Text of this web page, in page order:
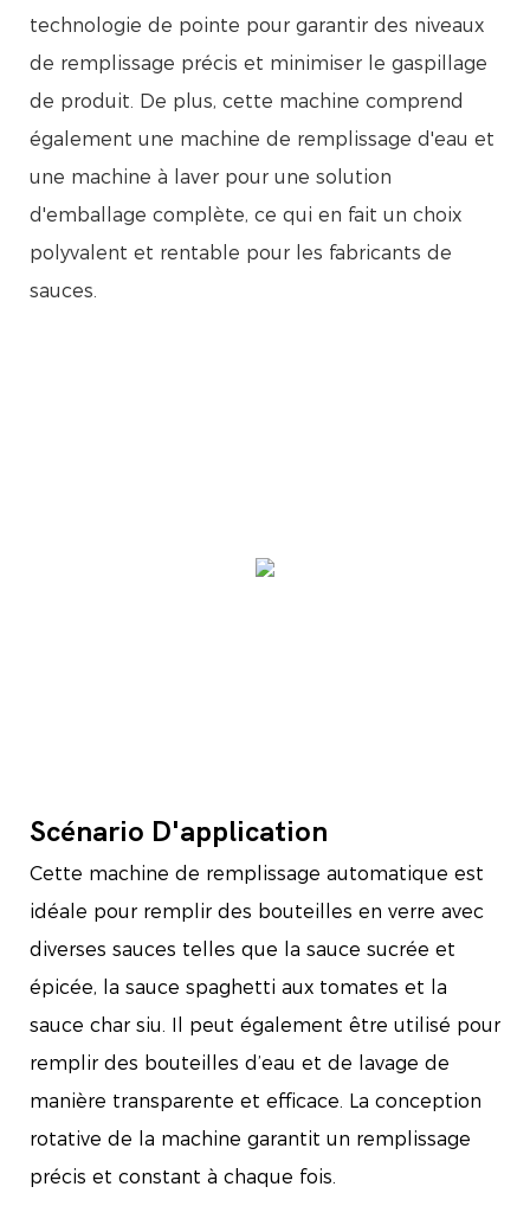
technologie de pointe pour garantir des niveaux
de remplissage précis et minimiser le gaspillage
de produit. De plus, cette machine comprend
également une machine de remplissage d'eau et
une machine à laver pour une solution
d'emballage complète, ce qui en fait un choix
polyvalent et rentable pour les fabricants de
sauces.
Scénario D'application
Cette machine de remplissage automatique est
idéale pour remplir des bouteilles en verre avec
diverses sauces telles que la sauce sucrée et
épicée, la sauce spaghetti aux tomates et la
sauce char siu. Il peut également être utilisé pour
remplir des bouteilles d’eau et de lavage de
manière transparente et efficace. La conception
rotative de la machine garantit un remplissage
précis et constant à chaque fois.